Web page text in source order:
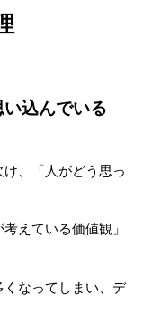
込んでいる
、「人がどう思っ
えている価値観」
なってしまい、デ